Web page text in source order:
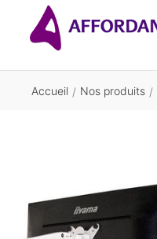
Accueil / Nos produits /